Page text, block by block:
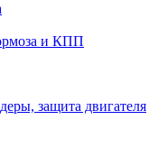
и КПП
защита двигателя